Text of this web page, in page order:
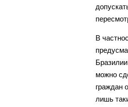
В
можно
граждан
лишь